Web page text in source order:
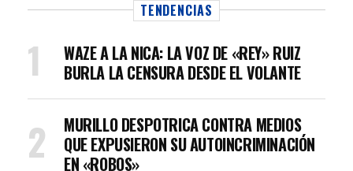
TENDENCIAS
WAZE A LA NICA: LA VOZ DE «REY» RUIZ
BURLA LA CENSURA DESDE EL VOLANTE
MURILLO DESPOTRICA CONTRA MEDIOS
QUE EXPUSIERON SU AUTOINCRIMINACIÓN
EN «ROBOS»